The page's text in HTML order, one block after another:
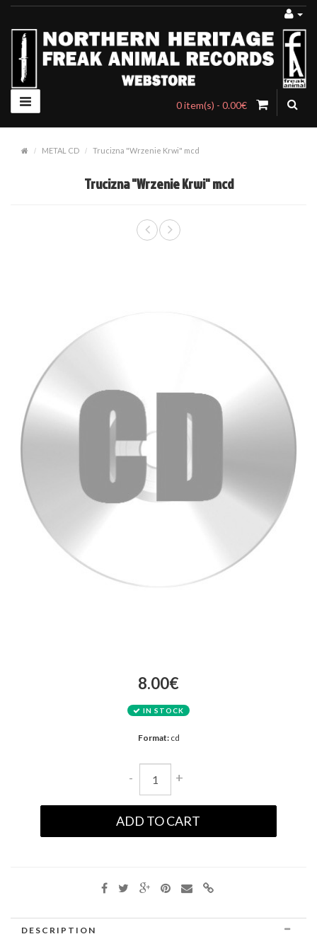
0 item(s) - 0.00€
METAL CD Trucizna "Wrzenie Krwi" mcd
Trucizna "Wrzenie Krwi" mcd
8.00€
IN STOCK
Format:cd
- +
ADD TO CART
DESCRIPTION